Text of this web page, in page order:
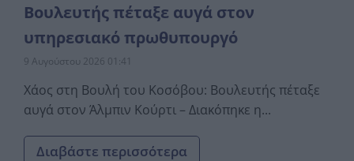
Βουλευτής πέταξε αυγά στον
υπηρεσιακό πρωθυπουργό
9 Αυγούστου 2026 01:41
Χάος στη Βουλή του Κοσόβου: Βουλευτής πέταξε
αυγά στον Άλμπιν Κούρτι – Διακόπηκε η...
Διαβάστε περισσότερα